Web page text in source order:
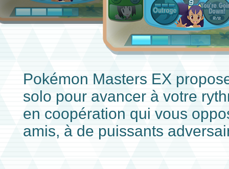
Pokémon Masters EX
solo pour avancer à votre
en coopération qui vous
amis, à de puissants